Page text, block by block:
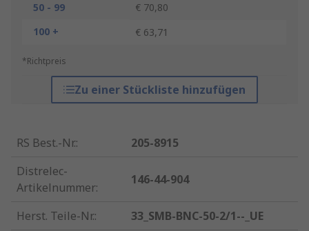
50 - 99
€ 70,80
100 +
€ 63,71
*Richtpreis
Zu einer Stückliste hinzufügen
RS Best.-Nr.:
205-8915
Distrelec-
Artikelnummer:
146-44-904
Herst. Teile-Nr.:
33_SMB-BNC-50-2/1--_UE